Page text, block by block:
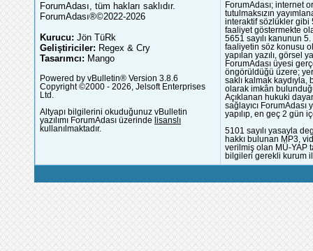
ForumAdası, tüm hakları saklıdır.
ForumAdası®©2022-2026
Kurucu: Jön TüRk
Geliştiriciler: Regex & Cry
Tasarımcı: Mango
Powered by vBulletin® Version 3.8.6
Copyright ©2000 - 2026, Jelsoft Enterprises
Ltd.
Altyapı bilgilerini okuduğunuz vBulletin
yazılımı ForumAdası üzerinde lisanslı
kullanılmaktadır.
ForumAdası; internet
tutulmaksızın
interaktif sözlükler gibi
faaliyet göstermekte
5651 sayılı kanunun
faaliyetin söz konusu
yapılan yazılı, görsel
ForumAdası üyesi
öngörüldüğü üzere;
saklı kalmak
olarak imkân
Açıklanan hukuki
sağlayıcı
yapılıp, en geç 2 gün
5101 sayılı yasayla
hakkı bulunan MP3,
verilmiş olan MÜ-YAP
bilgileri gerekli kurum